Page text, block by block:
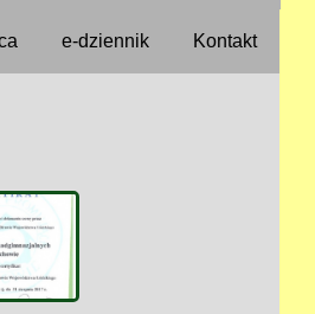
e-dziennik Kontakt